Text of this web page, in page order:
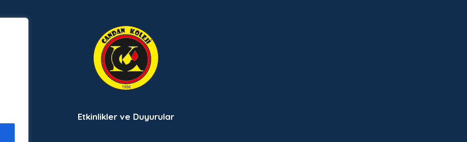
Etkinlikler ve Duyurular